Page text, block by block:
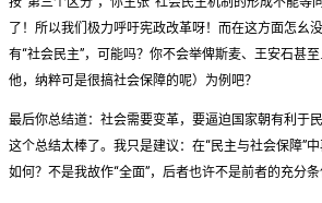
了！所以我们极力呼吁宪政改革呀！而在这方面怎幺
有“社会民主”，可能吗？你不会举俾斯麦、王安石甚
他，纳粹可是很搞社会保障的呢）为例吧？
最后你总结道：社会需要变革，要逼迫国家朝有利于
这个总结太棒了。我只是建议：在“民主与社会保障”
如何？不是我故作“全面”，后者也许不是前者的充分